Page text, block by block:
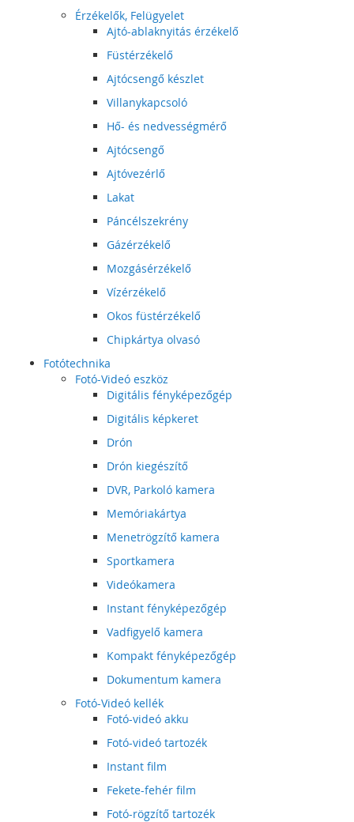
Érzékelők, Felügyelet
Ajtó-ablaknyitás érzékelő
Füstérzékelő
Ajtócsengő készlet
Villanykapcsoló
Hő- és nedvességmérő
Ajtócsengő
Ajtóvezérlő
Lakat
Páncélszekrény
Gázérzékelő
Mozgásérzékelő
Vízérzékelő
Okos füstérzékelő
Chipkártya olvasó
Fotótechnika
Fotó-Videó eszköz
Digitális fényképezőgép
Digitális képkeret
Drón
Drón kiegészítő
DVR, Parkoló kamera
Memóriakártya
Menetrögzítő kamera
Sportkamera
Videókamera
Instant fényképezőgép
Vadfigyelő kamera
Kompakt fényképezőgép
Dokumentum kamera
Fotó-Videó kellék
Fotó-videó akku
Fotó-videó tartozék
Instant film
Fekete-fehér film
Fotó-rögzítő tartozék